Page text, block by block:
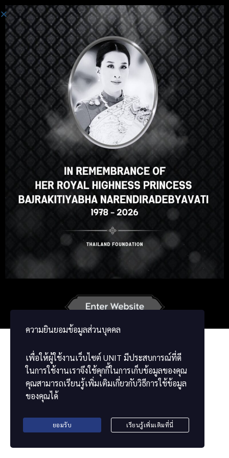
Einloggen
Hallo, toller Kurs, oder? Gefällt
Ihnen dieser Kurs?
FÜR DEN KURS ANMELDEN
ความยินยอมข้อมูลส่วนบุคคล
เพื่อให้ผู้ใช้งานเว็บไซต์ UNIT มีประสบการณ์ที่ดี
ในการใช้งานเราจึงใช้คุกกี้ในการเก็บข้อมูลของคุณ
คุณสามารถเรียนรู้เพิ่มเติมเกี่ยวกับวิธีการใช้ข้อมูล
ของคุณได้
ยอมรับ เรียนรู้เพิ่มเติมที่นี่
Select your language
English ภาษาไทย
Korean Japanese
Chinese
ខ្មែរ